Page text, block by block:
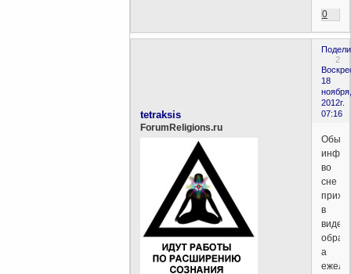
0
2
18
ноября,
2012г.
07:16
tetraksis
ForumReligions.ru
во
сне
в
виде
а
ежели